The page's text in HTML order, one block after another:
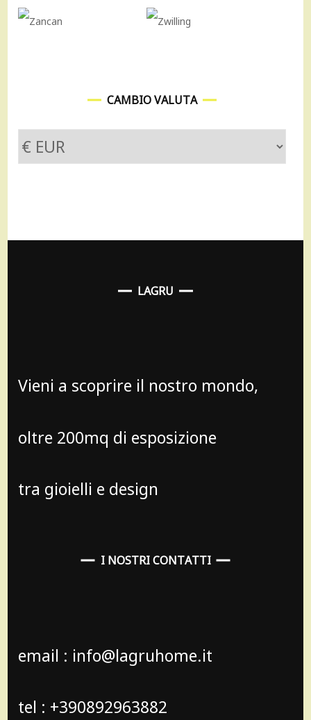
CAMBIO VALUTA
LAGRU
Vieni a scoprire il nostro mondo,
oltre 200mq di esposizione
tra gioielli e design
I NOSTRI CONTATTI
email : info@lagruhome.it
tel : +390892963882